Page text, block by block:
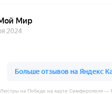
Люстры на Победе на карте Симферополя —